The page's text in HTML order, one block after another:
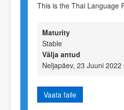
This is the Thai Language
Maturity
Stable
Välja antud
Neljapäev, 23 Juuni 2022
Vaata faile